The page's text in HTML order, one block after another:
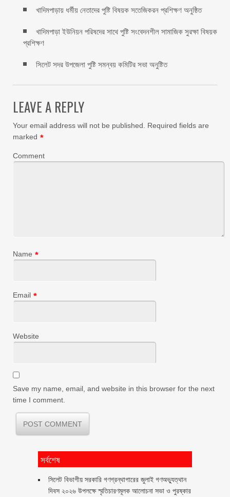
খাদিমপাড়ায় ধর্মীয় নেতাদের পুষ্টি বিষয়ক সতেজিকরন প্রশিক্ষণ অনুষ্ঠিত
খাদিমপাড়া ইউনিয়ন পরিষদের সাথে পুষ্টি সংবেদনশীল সামাজিক সুরক্ষা বিষয়ক
প্রশিক্ষণ
সিলেট সদর উপজেলা পুষ্টি সমন্বয় কমিটির সভা অনুষ্টিত
LEAVE A REPLY
Your email address will not be published.
Required fields are
marked *
Comment
Name *
Email *
Website
Save my name, email, and website in this browser for the next
time I comment.
সর্বশেষ
সিলেট বিভাগীয় সরকারি গণগ্রন্থাগারের জুলাই গণঅভ্যুত্থান
দিবস ২০২৬ উপলক্ষে স্মৃতিচারণমূলক আলোচনা সভা ও পুরষ্কার